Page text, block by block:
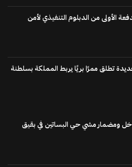
الأولى من الدبلوم التنفيذي لأمن
تطلق ممرًا بريًا يربط المملكة بسلطنة
ومضمار مشي حي البساتين في بقيق